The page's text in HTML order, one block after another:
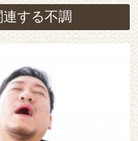
する不調